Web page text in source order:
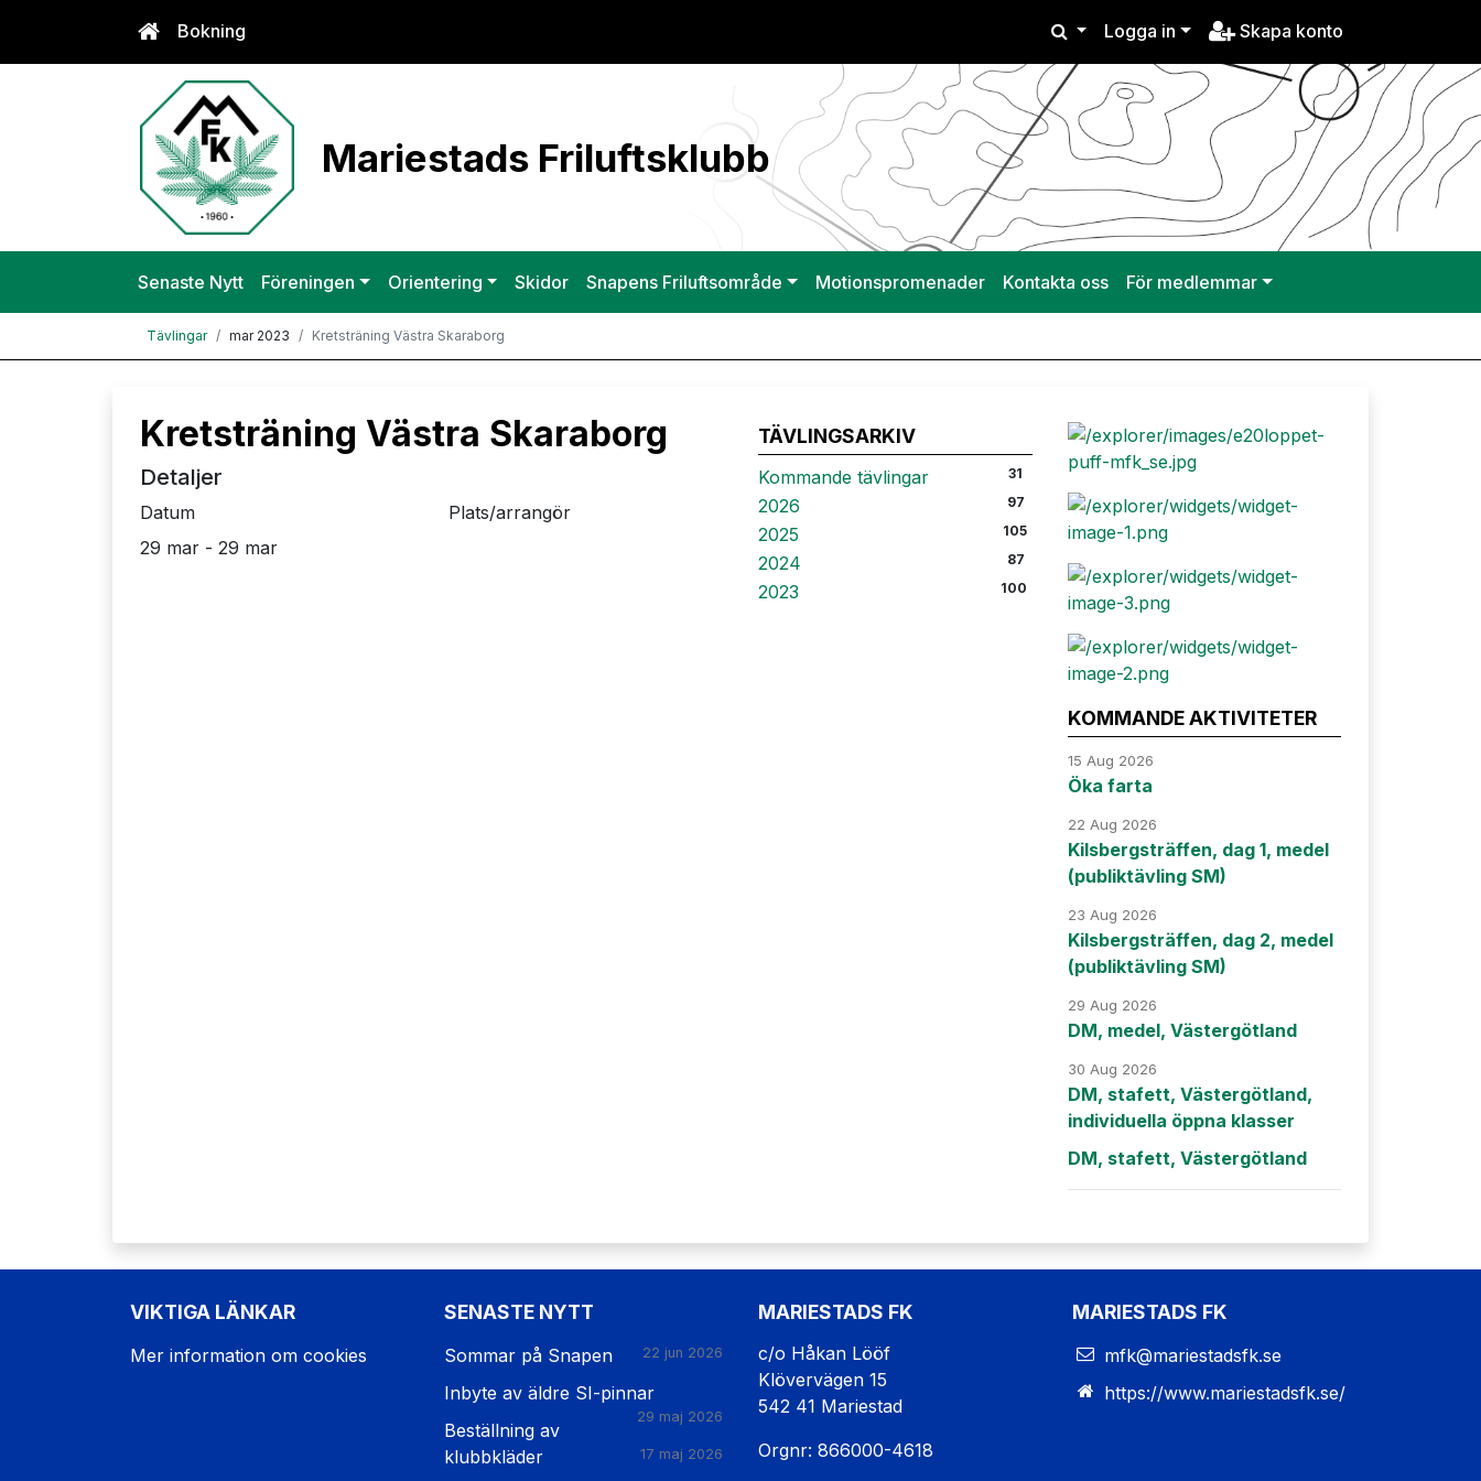
Bokning Logga in Skapa konto
Mariestads Friluftsklubb
Senaste Nytt Föreningen Orientering Skidor Snapens Friluftsområde Motionspromenader Kontakta oss För medlemmar
Tävlingar mar 2023 Kretsträning Västra Skaraborg
TÄVLINGSARKIV
Kommande tävlingar 31
2026 97
2025 105
2024 87
2023 100
Kretsträning Västra Skaraborg
Detaljer
Datum
29 mar - 29 mar
Plats/arrangör
KOMMANDE AKTIVITETER
15 Aug 2026
Öka farta
22 Aug 2026
Kilsbergsträffen, dag 1, medel
(publiktävling SM)
23 Aug 2026
Kilsbergsträffen, dag 2, medel
(publiktävling SM)
29 Aug 2026
DM, medel, Västergötland
30 Aug 2026
DM, stafett, Västergötland,
individuella öppna klasser
DM, stafett, Västergötland
VIKTIGA LÄNKAR
Mer information om cookies
SENASTE NYTT
Sommar på Snapen 22 jun 2026
Inbyte av äldre SI-pinnar
29 maj 2026
Beställning av
klubbkläder
17 maj 2026
MARIESTADS FK
c/o Håkan Lööf
Klövervägen 15
542 41 Mariestad
Orgnr: 866000-4618
MARIESTADS FK
mfk@mariestadsfk.se
https://www.mariestadsfk.se/